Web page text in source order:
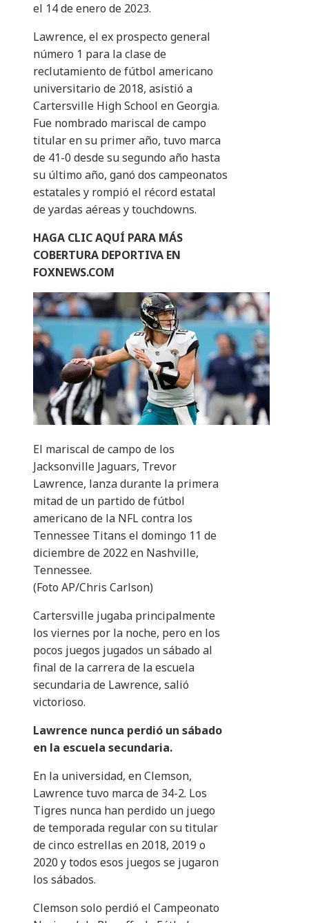
el 14 de enero de 2023.
Lawrence, el ex prospecto general
número 1 para la clase de
reclutamiento de fútbol americano
universitario de 2018, asistió a
Cartersville High School en Georgia.
Fue nombrado mariscal de campo
titular en su primer año, tuvo marca
de 41-0 desde su segundo año hasta
su último año, ganó dos campeonatos
estatales y rompió el récord estatal
de yardas aéreas y touchdowns.
HAGA CLIC AQUÍ PARA MÁS
COBERTURA DEPORTIVA EN
FOXNEWS.COM
El mariscal de campo de los
Jacksonville Jaguars, Trevor
Lawrence, lanza durante la primera
mitad de un partido de fútbol
americano de la NFL contra los
Tennessee Titans el domingo 11 de
diciembre de 2022 en Nashville,
Tennessee.
(Foto AP/Chris Carlson)
Cartersville jugaba principalmente
los viernes por la noche, pero en los
pocos juegos jugados un sábado al
final de la carrera de la escuela
secundaria de Lawrence, salió
victorioso.
Lawrence nunca perdió un sábado
en la escuela secundaria.
En la universidad, en Clemson,
Lawrence tuvo marca de 34-2. Los
Tigres nunca han perdido un juego
de temporada regular con su titular
de cinco estrellas en 2018, 2019 o
2020 y todos esos juegos se jugaron
los sábados.
Clemson solo perdió el Campeonato